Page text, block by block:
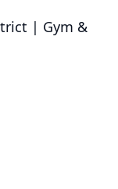
| Gym &